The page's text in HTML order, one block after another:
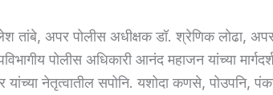
तांबे, अपर पोलीस अधीक्षक डॉ. श्रेणिक लोढा,
पोलीस अधिकारी आनंद महाजन यांच्या
यांच्या नेतृत्वातील सपोनि. यशोदा कणसे, पोउपनि,